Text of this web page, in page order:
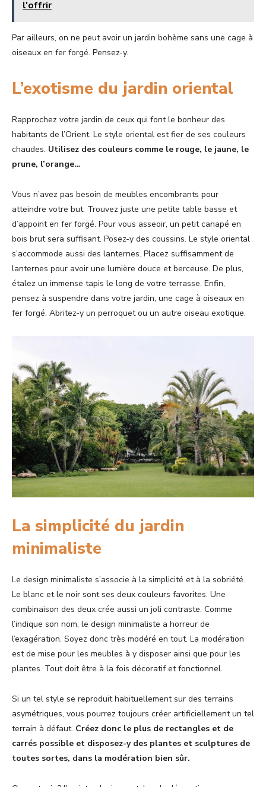
l'offrir
Par ailleurs, on ne peut avoir un jardin bohème sans une cage à
oiseaux en fer forgé. Pensez-y.
L’exotisme du jardin oriental
Rapprochez votre jardin de ceux qui font le bonheur des
habitants de l’Orient. Le style oriental est fier de ses couleurs
chaudes. Utilisez des couleurs comme le rouge, le jaune, le
prune, l’orange…
Vous n’avez pas besoin de meubles encombrants pour
atteindre votre but. Trouvez juste une petite table basse et
d’appoint en fer forgé. Pour vous asseoir, un petit canapé en
bois brut sera suffisant. Posez-y des coussins. Le style oriental
s’accommode aussi des lanternes. Placez suffisamment de
lanternes pour avoir une lumière douce et berceuse. De plus,
étalez un immense tapis le long de votre terrasse. Enfin,
pensez à suspendre dans votre jardin, une cage à oiseaux en
fer forgé. Abritez-y un perroquet ou un autre oiseau exotique.
La simplicité du jardin
minimaliste
Le design minimaliste s’associe à la simplicité et à la sobriété.
Le blanc et le noir sont ses deux couleurs favorites. Une
combinaison des deux crée aussi un joli contraste. Comme
l’indique son nom, le design minimaliste a horreur de
l’exagération. Soyez donc très modéré en tout. La modération
est de mise pour les meubles à y disposer ainsi que pour les
plantes. Tout doit être à la fois décoratif et fonctionnel.
Si un tel style se reproduit habituellement sur des terrains
asymétriques, vous pourrez toujours créer artificiellement un tel
terrain à défaut. Créez donc le plus de rectangles et de
carrés possible et disposez-y des plantes et sculptures de
toutes sortes, dans la modération bien sûr.